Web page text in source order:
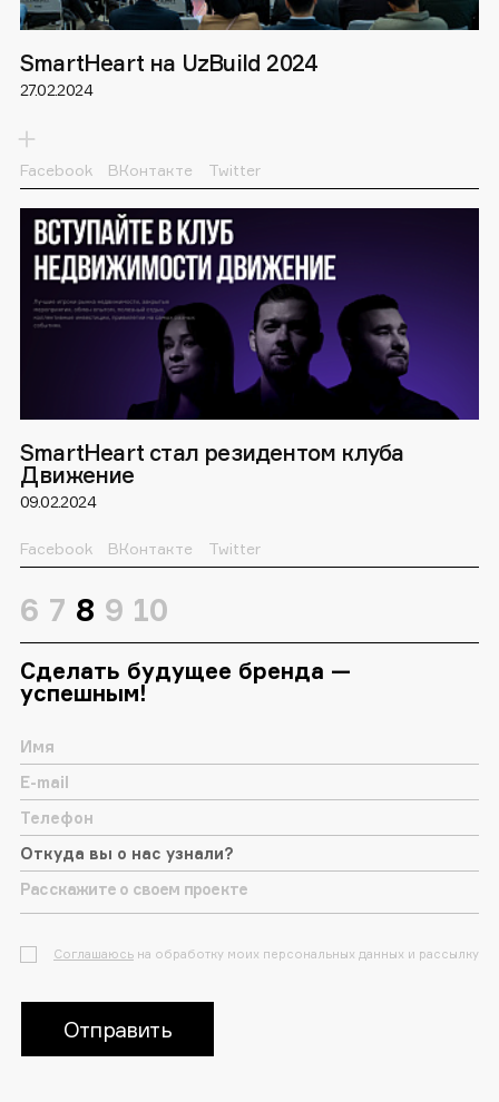
SmartHeart на UzBuild 2024
27.02.2024
на «Международной конференции строительной индустрии -
ICCI» в рамках международной выставки «Строительство -
UzBuild».
Facebook ВКонтакте Twitter
SmartHeart стал резидентом клуба
Движение
09.02.2024
Facebook ВКонтакте Twitter
6 7 8 9 10
Сделать будущее бренда —
успешным!
Соглашаюсь на обработку моих персональных данных и рассылку
Отправить